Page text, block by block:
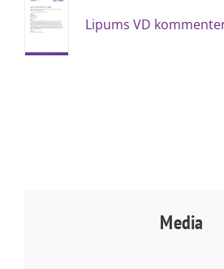
Lipums VD
Media